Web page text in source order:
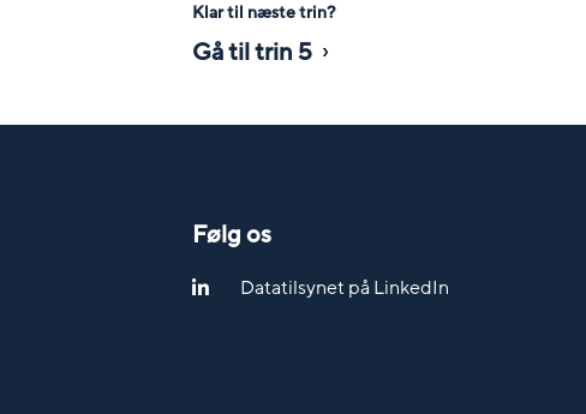
Klar til næste trin?
Gå til trin 5
Følg os
Datatilsynet på LinkedIn